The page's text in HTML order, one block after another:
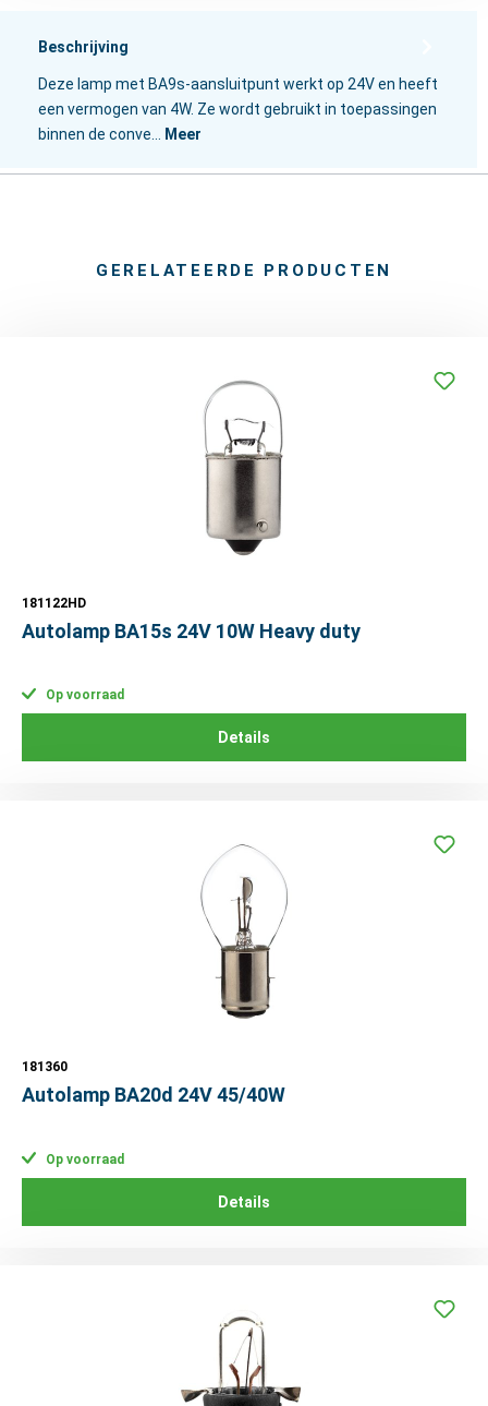
Beschrijving
Deze lamp met BA9s-aansluitpunt werkt op 24V en heeft
een vermogen van 4W. Ze wordt gebruikt in toepassingen
binnen de conve…
Meer
GERELATEERDE PRODUCTEN
181122HD
Autolamp BA15s 24V 10W Heavy duty
Op voorraad
Details
181360
Autolamp BA20d 24V 45/40W
Op voorraad
Details